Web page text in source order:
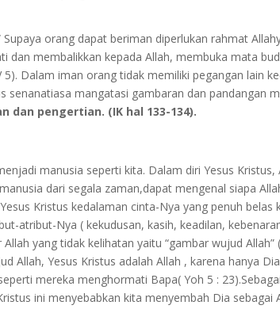
orang dapat beriman diperlukan rahmat
membalikkan kepada Allah, membuka mata
Dalam iman orang tidak memiliki pegangan lain
mangatasi gambaran dan pandangan
dan pengertian. (IK hal 133-134).
manusia seperti kita. Dalam diri Yesus Kristus,
dari segala zaman,dapat mengenal siapa
Kristus kedalaman cinta-Nya yang penuh belas
atribut-Nya ( kekudusan, kasih, keadilan,
yang tidak kelihatan yaitu “gambar wujud
Allah, Yesus Kristus adalah Allah , karena hanya
mereka menghormati Bapa( Yoh 5 :
ini menyebabkan kita menyembah Dia sebagai